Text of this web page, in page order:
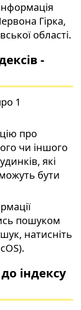
Гірка,
області.
-
1
про
чи іншого
які
бути
пошуком
натисніть
індексу